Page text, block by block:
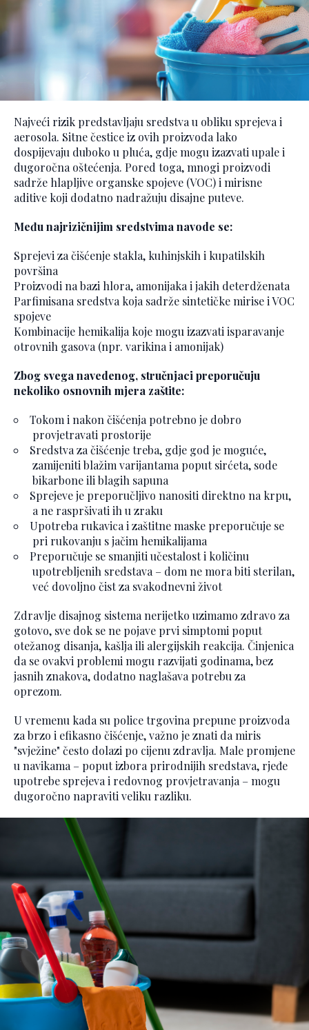
Najveći rizik predstavljaju sredstva u obliku sprejeva i
aerosola. Sitne čestice iz ovih proizvoda lako
dospijevaju duboko u pluća, gdje mogu izazvati upale i
dugoročna oštećenja. Pored toga, mnogi proizvodi
sadrže hlapljive organske spojeve (VOC) i mirisne
aditive koji dodatno nadražuju disajne puteve.
Među najrizičnijim sredstvima navode se:
Sprejevi za čišćenje stakla, kuhinjskih i kupatilskih
površina
Proizvodi na bazi hlora, amonijaka i jakih deterdženata
Parfimisana sredstva koja sadrže sintetičke mirise i VOC
spojeve
Kombinacije hemikalija koje mogu izazvati isparavanje
otrovnih gasova (npr. varikina i amonijak)
Zbog svega navedenog, stručnjaci preporučuju
nekoliko osnovnih mjera zaštite:
Tokom i nakon čišćenja potrebno je dobro
provjetravati prostorije
Sredstva za čišćenje treba, gdje god je moguće,
zamijeniti blažim varijantama poput sirćeta, sode
bikarbone ili blagih sapuna
Sprejeve je preporučljivo nanositi direktno na krpu,
a ne raspršivati ih u zraku
Upotreba rukavica i zaštitne maske preporučuje se
pri rukovanju s jačim hemikalijama
Preporučuje se smanjiti učestalost i količinu
upotrebljenih sredstava – dom ne mora biti sterilan,
već dovoljno čist za svakodnevni život
Zdravlje disajnog sistema nerijetko uzimamo zdravo za
gotovo, sve dok se ne pojave prvi simptomi poput
otežanog disanja, kašlja ili alergijskih reakcija. Činjenica
da se ovakvi problemi mogu razvijati godinama, bez
jasnih znakova, dodatno naglašava potrebu za
oprezom.
U vremenu kada su police trgovina prepune proizvoda
za brzo i efikasno čišćenje, važno je znati da miris
"svježine" često dolazi po cijenu zdravlja. Male promjene
u navikama – poput izbora prirodnijih sredstava, rjeđe
upotrebe sprejeva i redovnog provjetravanja – mogu
dugoročno napraviti veliku razliku.